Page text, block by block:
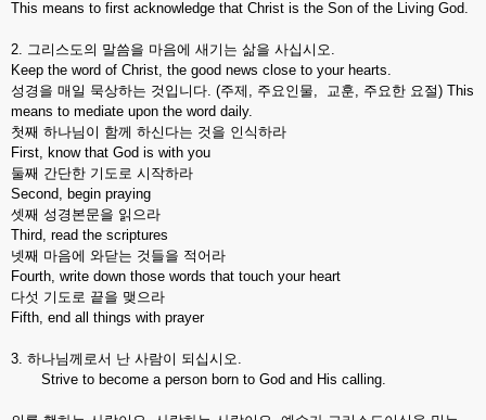
This means to first acknowledge that Christ is the Son of the Living God.
2. 그리스도의 말씀을 마음에 새기는 삶을 사십시오.
Keep the word of Christ, the good news close to your hearts.
성경을 매일 묵상하는 것입니다. (주제, 주요인물, 교훈, 주요한 요절) This
means to mediate upon the word daily.
첫째 하나님이 함께 하신다는 것을 인식하라
First, know that God is with you
둘째 간단한 기도로 시작하라
Second, begin praying
셋째 성경본문을 읽으라
Third, read the scriptures
넷째 마음에 와닫는 것들을 적어라
Fourth, write down those words that touch your heart
다섯 기도로 끝을 맺으라
Fifth, end all things with prayer
3. 하나님께로서 난 사람이 되십시오.
Strive to become a person born to God and His calling.